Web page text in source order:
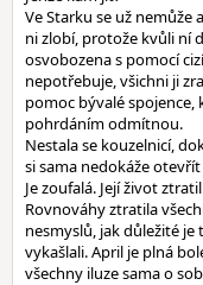
Ve Starku se už nemůže
ni zlobí, protože kvůli ní
osvobozena s pomocí
nepotřebuje, všichni ji
pomoc bývalé
pohrdáním odmítnou.
Nestala se kouzelnicí,
si sama nedokáže
Je zoufalá. Její život
Rovnováhy ztratila
nesmyslů, jak důležité je
vykašlali. April je plná
všechny iluze sama o